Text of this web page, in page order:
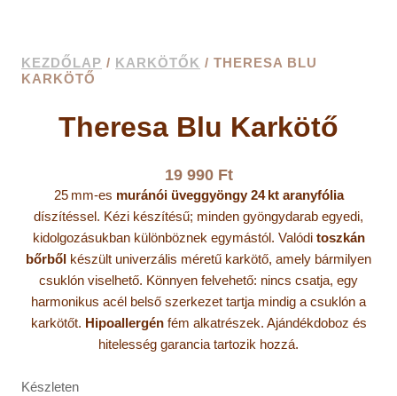
KEZDŐLAP / KARKÖTŐK / THERESA BLU
KARKÖTŐ
Theresa Blu Karkötő
19 990 Ft
25 mm-es muránói üveggyöngy 24 kt aranyfólia
díszítéssel. Kézi készítésű; minden gyöngydarab egyedi,
kidolgozásukban különböznek egymástól. Valódi toszkán
bőrből készült univerzális méretű karkötő, amely bármilyen
csuklón viselhető. Könnyen felvehető: nincs csatja, egy
harmonikus acél belső szerkezet tartja mindig a csuklón a
karkötőt. Hipoallergénfém alkatrészek. Ajándékdoboz és
hitelesség garancia tartozik hozzá.
Készleten